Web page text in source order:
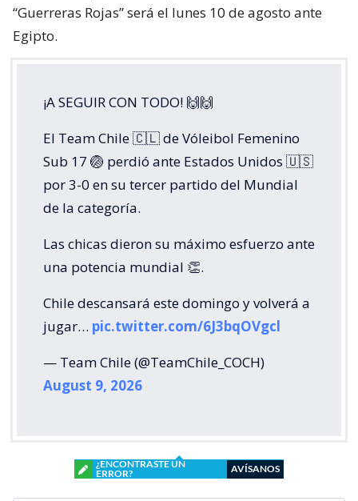
“Guerreras Rojas” será el lunes 10 de agosto ante
Egipto.
¡A SEGUIR CON TODO! 🙌🙌
El Team Chile 🇨🇱 de Vóleibol Femenino
Sub 17 🏐 perdió ante Estados Unidos 🇺🇸
por 3-0 en su tercer partido del Mundial
de la categoría.
Las chicas dieron su máximo esfuerzo ante
una potencia mundial 👏.
Chile descansará este domingo y volverá a
jugar… pic.twitter.com/6J3bqOVgcl
— Team Chile (@TeamChile_COCH)
August 9, 2026
¿ENCONTRASTE UN
ERROR?
AVÍSANOS